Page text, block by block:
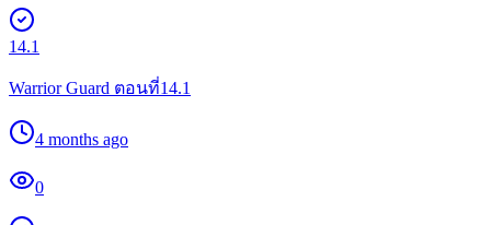
14.1
Warrior Guard ตอนที่14.1
4 months ago
0